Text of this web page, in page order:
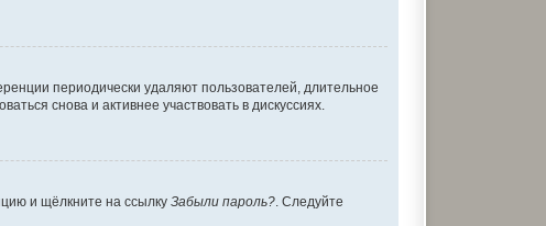
периодически удаляют пользователей, длительное
снова и активнее участвовать в дискуссиях.
и щёлкните на ссылкуЗабыли пароль? . Следуйте